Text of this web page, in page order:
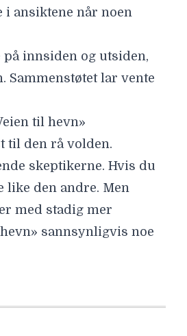
i ansiktene når noen
innsiden og utsiden,
Sammenstøtet lar vente
til hevn»
til den rå volden.
skeptikerne. Hvis du
den andre. Men
med stadig mer
sannsynligvis noe